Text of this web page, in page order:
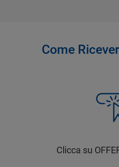
Come
Clicca su